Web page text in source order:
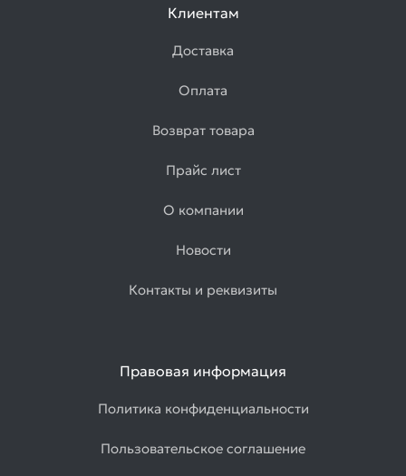
Клиентам
Доставка
Оплата
Возврат товара
Прайс лист
О компании
Новости
Контакты и реквизиты
Правовая информация
Политика конфиденциальности
Пользовательское соглашение